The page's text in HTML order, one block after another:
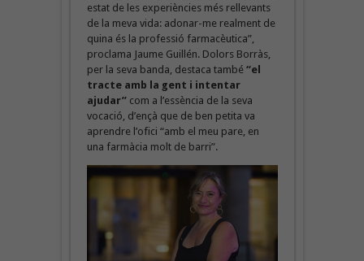
estat de les experiències més rellevants
de la meva vida: adonar-me realment de
quina és la professió farmacèutica”,
proclama Jaume Guillén. Dolors Borràs,
per la seva banda, destaca també “el
tracte amb la gent i intentar
ajudar”com a l’essència de la seva
vocació, d’ençà que de ben petita va
aprendre l’ofici “amb el meu pare, en
una farmàcia molt de barri”.